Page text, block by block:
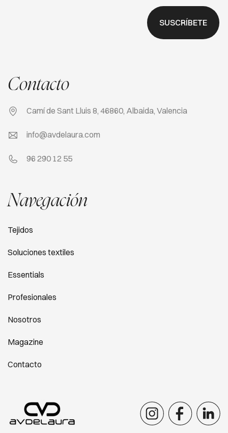
SUSCRÍBETE
Contacto
Camí de Sant Lluis 8, 46860, Albaida, Valencia
info@avdelaura.com
96 290 12 55
Navegación
Tejidos
Soluciones textiles
Essentials
Profesionales
Nosotros
Magazine
Contacto